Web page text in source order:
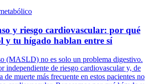
y riesgo cardiovascular: por qué
y tu hígado hablan entre sí
(MASLD) no es solo un problema digestivo.
independiente de riesgo cardiovascular y, de
de muerte más frecuente en estos pacientes no